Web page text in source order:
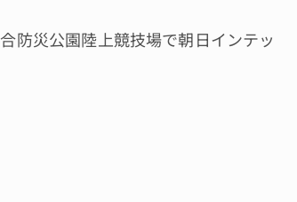
防災公園陸上競技場で朝日インテッ